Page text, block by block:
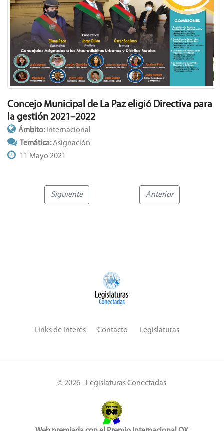
Concejo Municipal de La Paz eligió Directiva para
la gestión 2021–2022
Ámbito: Internacional
Temática:Asignación
11 Mayo 2021
Siguiente Anterior
Links de Interés Contacto Legislaturas
© 2026 - Legislaturas Conectadas